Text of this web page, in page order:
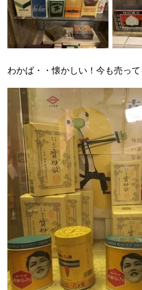
わかば・・懐かしい！今も売って